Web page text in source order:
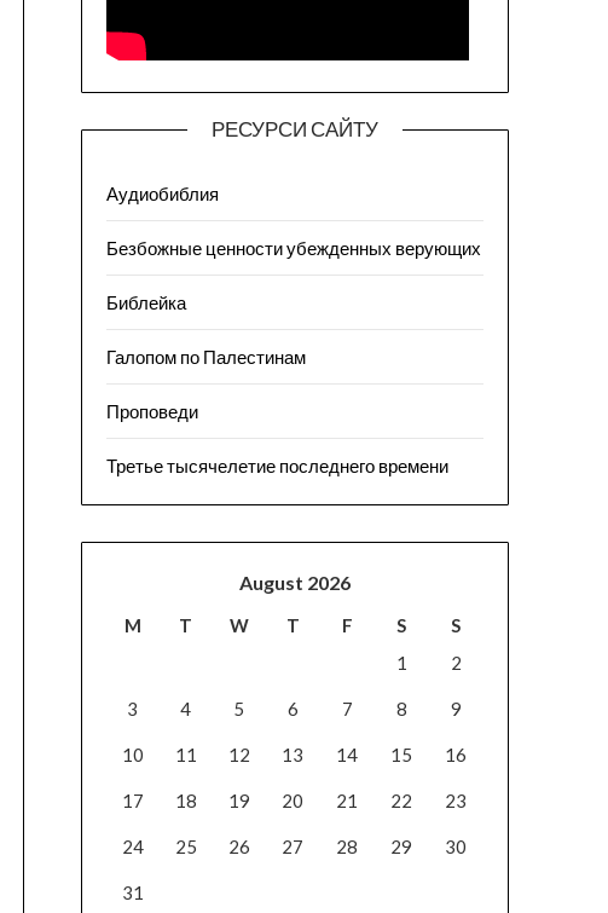
РЕСУРСИ САЙТУ
Аудиобиблия
Безбожные ценности убежденных верующих
Библейка
Галопом по Палестинам
Проповеди
Третье тысячелетие последнего времени
August 2026
M T W T F S
S
1
2
3 4 5 6 7 8 9
10 11 12 13 14 15 16
17 18 19 20 21 22 23
24 25 26 27 28 29 30
31